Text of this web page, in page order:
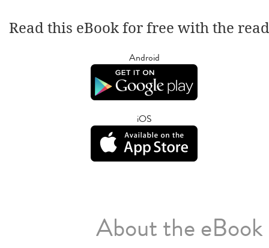
Read this eBook for free with the
Android
iOS
About the eBook